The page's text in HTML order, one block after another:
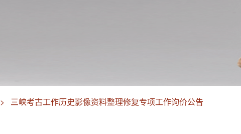
> 三峡考古工作历史影像资料整理修复专项工作询价公告